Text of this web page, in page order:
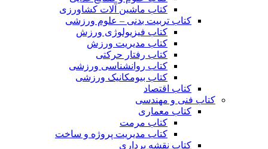
کتاب ماشین آلات کشاورزی
کتاب تربیت بدنی – علوم ورزشی
کتاب فیزیولوژی ورزش
کتاب مدیریت ورزش
کتاب رفتار حرکتی
کتاب روانشناسی ورزشی
کتاب بیومکانیک ورزشی
کتاب اقتصاد
کتاب فنی و مهندسی
کتاب معماری
کتاب مرمت
کتاب مدیریت پروژه و ساخت
کتاب نقشه برداری